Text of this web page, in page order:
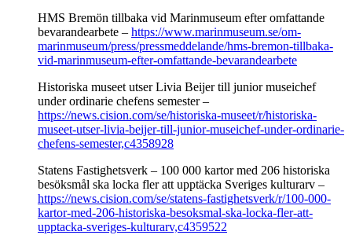
HMS Bremön tillbaka vid Marinmuseum efter omfattande
bevarandearbete – https://www.marinmuseum.se/om-
marinmuseum/press/pressmeddelande/hms-bremon-tillbaka-
vid-marinmuseum-efter-omfattande-bevarandearbete
Historiska museet utser Livia Beijer till junior museichef
under ordinarie chefens semester –
https://news.cision.com/se/historiska-museet/r/historiska-
museet-utser-livia-beijer-till-junior-museichef-under-ordinarie-
chefens-semester,c4358928
Statens Fastighetsverk – 100 000 kartor med 206 historiska
besöksmål ska locka fler att upptäcka Sveriges kulturarv –
https://news.cision.com/se/statens-fastighetsverk/r/100-000-
kartor-med-206-historiska-besoksmal-ska-locka-fler-att-
upptacka-sveriges-kulturarv,c4359522